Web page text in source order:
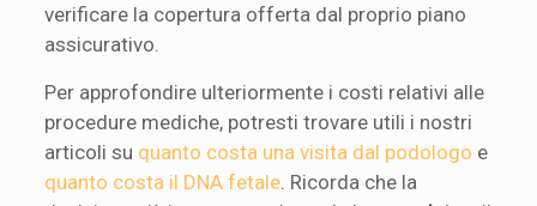
verificare la copertura offerta dal proprio piano
assicurativo.
Per approfondire ulteriormente i costi relativi alle
procedure mediche, potresti trovare utili i nostri
articoli su quanto costa una visita dal podologo e
quanto costa il DNA fetale . Ricorda che la